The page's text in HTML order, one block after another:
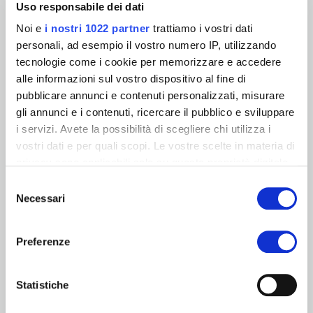
Uso responsabile dei dati
Noi e i nostri 1022 partner trattiamo i vostri dati
personali, ad esempio il vostro numero IP, utilizzando
tecnologie come i cookie per memorizzare e accedere
alle informazioni sul vostro dispositivo al fine di
pubblicare annunci e contenuti personalizzati, misurare
gli annunci e i contenuti, ricercare il pubblico e sviluppare
i servizi. Avete la possibilità di scegliere chi utilizza i
vostri dati e per quali scopi. Le vostre scelte in materia di
modificare o revocare il proprio consenso in qualsiasi
momento dalla Dichiarazione sui cookie o facendo clic
raccogliere informazioni sulla tua posizione
geografica, con un'approssimazione di qualche
delNecessari
Preferenze
Statistiche
* Kod pocztowy:
* Kraj:
Treść komentarza:
Chcę otrzymywać najświeższe informacje na temat produktów,
* Wyrażam zgodę na przetwarzanie moich danych
osobowych przez Sherwin-Williams w celu udzielenia